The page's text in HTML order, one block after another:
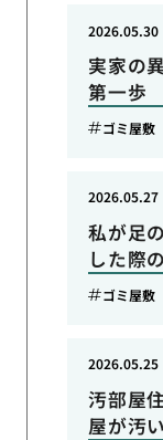
実家の
第一歩
2026.05.30
ゴミ屋敷
私が足
した際
2026.05.27
ゴミ屋敷
汚部屋
屋が汚
2026.05.25